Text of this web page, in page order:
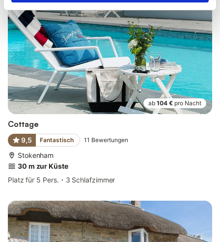
ab 104 € pro Nacht
Cottage
9,5 Fantastisch 11 Bewertungen
Stokenham
30 m zur Küste
Platz für 5 Pers.
3 Schlafzimmer